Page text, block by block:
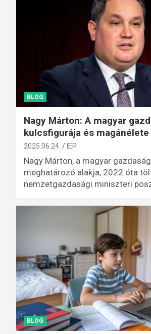
BLOG
Nagy Márton: A magyar
kulcsfigurája és magánélete
2025.06.24. IEP
Nagy Márton, a magyar
meghatározó alakja, 2022 óta
nemzetgazdasági miniszteri
BLOG